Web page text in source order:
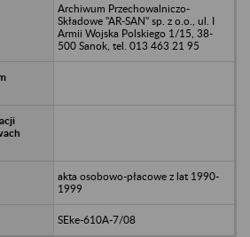
Archiwum Przechowalniczo-
Składowe "AR-SAN" sp. z o.o., ul. I
Armii Wojska Polskiego 1/15, 38-
500 Sanok, tel. 013 463 21 95
akta osobowo-płacowe z lat 1990-
1999
SEke-610A-7/08